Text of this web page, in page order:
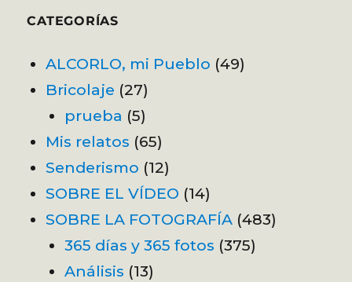
CATEGORÍAS
ALCORLO, mi Pueblo (49)
Bricolaje (27)
prueba (5)
Mis relatos (65)
Senderismo (12)
SOBRE EL VÍDEO (14)
SOBRE LA FOTOGRAFÍA (483)
365 días y 365 fotos (375)
Análisis (13)